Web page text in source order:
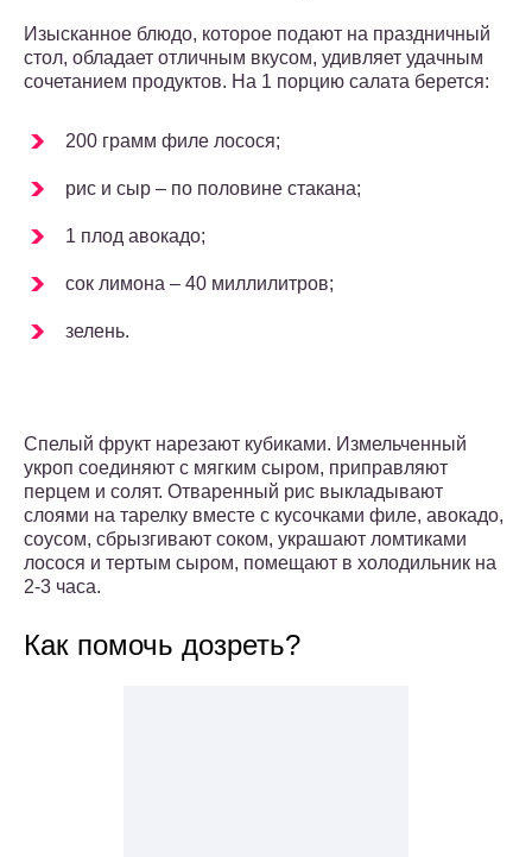
Изысканное блюдо, которое подают на праздничный
стол, обладает отличным вкусом, удивляет удачным
сочетанием продуктов. На 1 порцию салата берется:
200 грамм филе лосося;
рис и сыр – по половине стакана;
1 плод авокадо;
сок лимона – 40 миллилитров;
зелень.
Спелый фрукт нарезают кубиками. Измельченный
укроп соединяют с мягким сыром, приправляют
перцем и солят. Отваренный рис выкладывают
слоями на тарелку вместе с кусочками филе, авокадо,
соусом, сбрызгивают соком, украшают ломтиками
лосося и тертым сыром, помещают в холодильник на
2-3 часа.
Как помочь дозреть?